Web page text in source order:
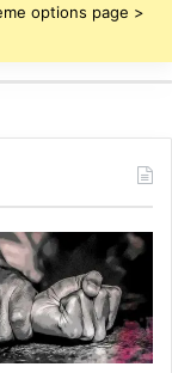
options page >